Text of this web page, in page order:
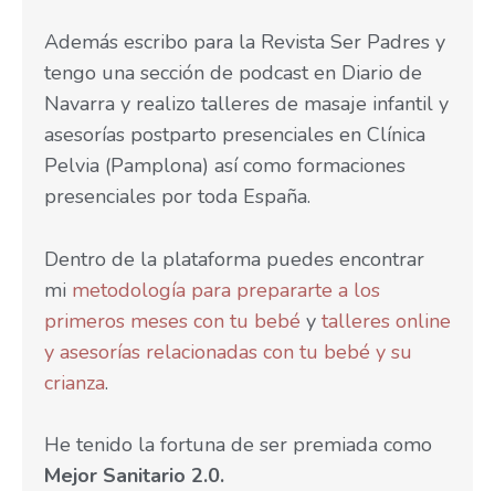
Además escribo para la Revista Ser Padres y
tengo una sección de podcast en Diario de
Navarra y realizo talleres de masaje infantil y
asesorías postparto presenciales en Clínica
Pelvia (Pamplona) así como formaciones
presenciales por toda España.
Dentro de la plataforma puedes encontrar
mi metodología para prepararte a los
primeros meses con tu bebé y talleres online
y asesorías relacionadas con tu bebé y su
crianza.
He tenido la fortuna de ser premiada como
Mejor Sanitario 2.0.